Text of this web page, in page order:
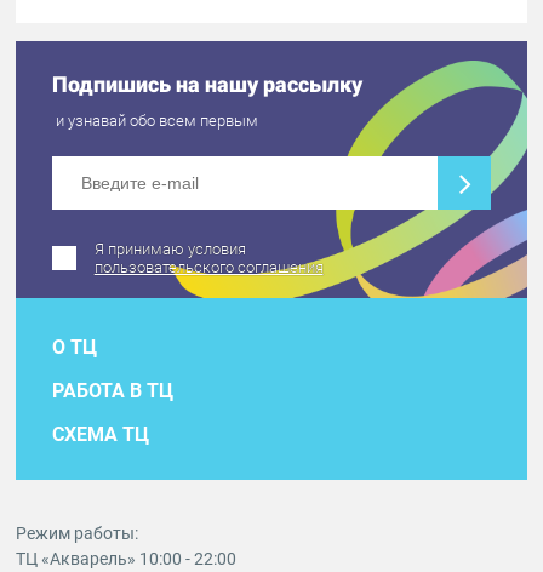
Подпишись на нашу рассылку
и узнавай обо всем первым
Я принимаю условия
пользовательского соглашения
О ТЦ
РАБОТА В ТЦ
СХЕМА ТЦ
Режим работы:
ТЦ «Акварель» 10:00 - 22:00